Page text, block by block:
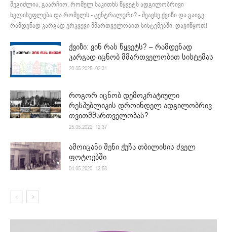
შეგიძლია, გაარჩიო, რომელ საკითხს წყვეტს ადგილობრივი
ხელისუფლება და რომელს - ცენტრალური? - შეავსე ქვიზი და გაიგე,
რამდენად კარგად ერკვევი მმართველობით სისტემებში. დავიწყოთ!
ქვიზი: ვინ რას წყვეტს? – რამდენად
კარგად იცნობ მმართველობით სისტემას
20.05.2025. 02:31
როგორ იცნობ დემოკრატიული
რესპუბლიკის დროინდელ ადგილობრივ
თვითმმართველობას?
25.05.2022. 12:37
ამოიცანი შენი ქუჩა თბილისის ძველ
ფოტოებში
04.05.2020. 12:58